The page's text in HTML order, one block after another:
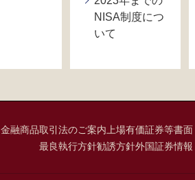
NISA制度につ
いて
金融商品取引法のご案内 上場有価証券等書
最良執行方針勧誘方針外国証券情